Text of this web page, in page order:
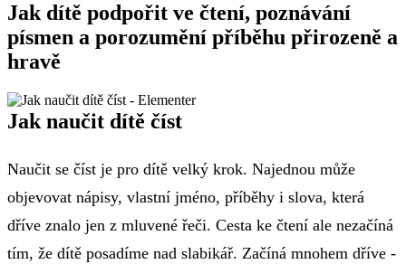
Jak dítě podpořit ve čtení, poznávání
písmen a porozumění příběhu přirozeně a
hravě
Jak naučit dítě číst
Naučit se číst je pro dítě velký krok. Najednou může
objevovat nápisy, vlastní jméno, příběhy i slova, která
dříve znalo jen z mluvené řeči. Cesta ke čtení ale nezačíná
tím, že dítě posadíme nad slabikář. Začíná mnohem dříve -